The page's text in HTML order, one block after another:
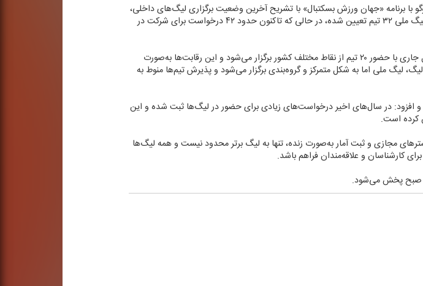
با برنامه «جهان ورزش بسكتبال» با تشریح آخرین وضعیت برگزاری لیگ‌های داخلی،
از افزایش تقاضا برای حضور در لیگ ملی خبر داد و گفت: سقف حضور تیم‌ها در لیگ ملی ۳۲ تیم تعیین شده، در حالی كه تاكنون حدود ۴۲ درخواست برای شركت در
او با اشاره به تفاوت ساختار لیگ‌ها توضیح داد كه لیگ حرفه‌ای بسكتبال در فصل جاری با حضور ۲۰ تیم از نقاط مختلف كشور برگزار می‌شود و این رقابت‌ها به‌صورت
ملی اما به شكل متمركز و گروه‌بندی برگزار می‌شود و پذیرش تیم‌ها منوط به
و افزود: در سال‌های اخیر درخواست‌های زیادی برای حضور در لیگ‌ها ثبت شده و این
كرده است.
مجازی و ثبت آمار به‌صورت زنده، تنها به لیگ برتر محدود نیست و همه لیگ‌ها
كارشناسان و علاقه‌مندان فراهم باشد.